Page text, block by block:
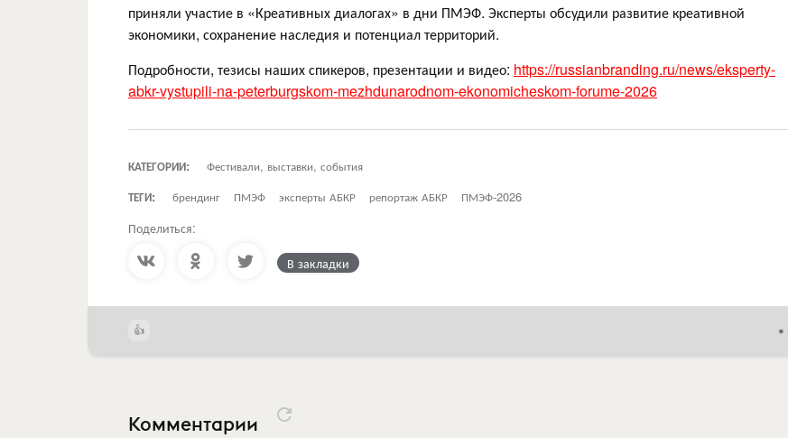
приняли участие в «Креативных диалогах» в дни ПМЭФ. Эксперты обсудили развитие креативной
экономики, сохранение наследия и потенциал территорий.
Подробности, тезисы наших спикеров, презентации и видео: https://russianbranding.ru/news/eksperty-
abkr-vystupili-na-peterburgskom-mezhdunarodnom-ekonomicheskom-forume-2026
КАТЕГОРИИ:
Фестивали, выставки, события
ТЕГИ:
брендинг ПМЭФ эксперты АБКР репортаж АБКР ПМЭФ-2026
Поделиться:
В закладки
Комментарии